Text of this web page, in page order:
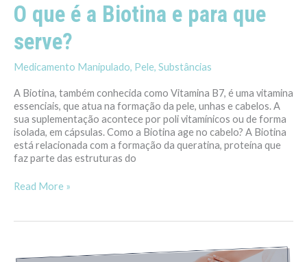
O que é a Biotina e para que
serve?
Medicamento Manipulado, Pele, Substâncias
A Biotina, também conhecida como Vitamina B7, é uma vitamina
essenciais, que atua na formação da pele, unhas e cabelos. A
sua suplementação acontece por poli vitamínicos ou de forma
isolada, em cápsulas. Como a Biotina age no cabelo? A Biotina
está relacionada com a formação da queratina, proteína que
faz parte das estruturas do
Read More »